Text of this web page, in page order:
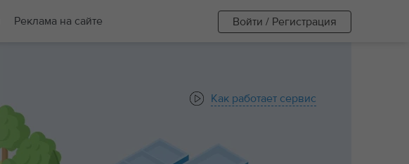
Реклама на сайте Войти / Регистрация
Как работает сервис